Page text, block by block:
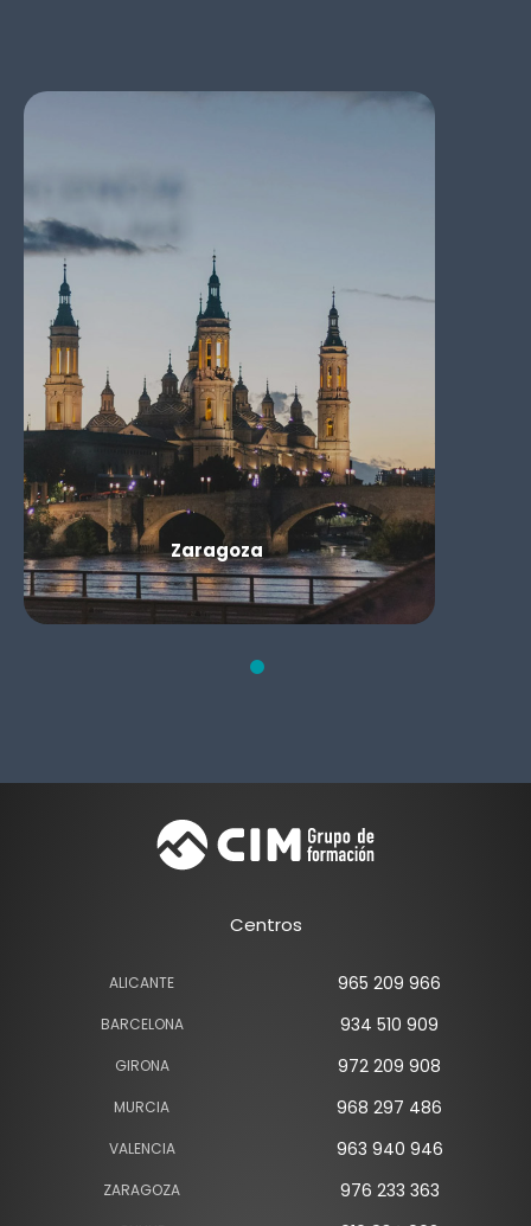
Zaragoza
Centros
ALICANTE 965 209 966
BARCELONA 934 510 909
GIRONA 972 209 908
MURCIA 968 297 486
VALENCIA 963 940 946
ZARAGOZA 976 233 363